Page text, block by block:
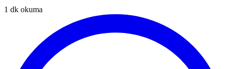
1 dk okuma